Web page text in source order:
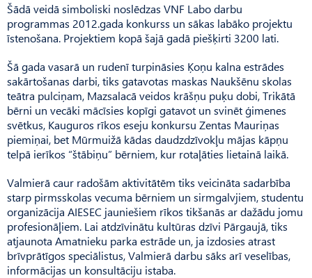
Šādā veidā simboliski noslēdzas VNF Labo darbu
programmas 2012.gada konkurss un sākas labāko projektu
īstenošana. Projektiem kopā šajā gadā piešķirti 3200 lati.
Šā gada vasarā un rudenī turpināsies Ķoņu kalna estrādes
sakārtošanas darbi, tiks gatavotas maskas Naukšēnu skolas
teātra pulciņam, Mazsalacā veidos krāšņu puķu dobi, Trikātā
bērni un vecāki mācīsies kopīgi gatavot un svinēt ģimenes
svētkus, Kauguros rīkos eseju konkursu Zentas Mauriņas
piemiņai, bet Mūrmuižā kādas daudzdzīvokļu mājas kāpņu
telpā ierīkos “štābiņu” bērniem, kur rotaļāties lietainā laikā.
Valmierā caur radošām aktivitātēm tiks veicināta sadarbība
starp pirmsskolas vecuma bērniem un sirmgalvjiem, studentu
organizācija AIESEC jauniešiem rīkos tikšanās ar dažādu jomu
profesionāļiem. Lai atdzīvinātu kultūras dzīvi Pārgaujā, tiks
atjaunota Amatnieku parka estrāde un, ja izdosies atrast
brīvprātīgos speciālistus, Valmierā darbu sāks arī veselības,
informācijas un konsultāciju istaba.